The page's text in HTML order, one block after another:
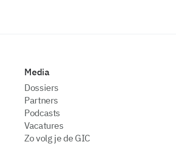
Media
dossiers
partners
podcasts
vacatures
zo volg je de GIC